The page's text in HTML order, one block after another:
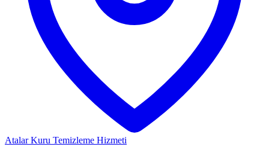
AtalarKuru Temizleme Hizmeti